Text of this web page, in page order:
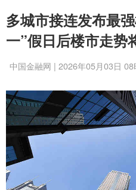
多城市接连发布最
一”假日后楼市走势
中国金融网 | 2026年05月03日 08